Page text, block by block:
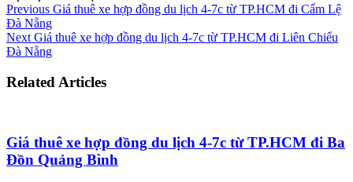
Previous Giá thuê xe hợp đồng du lịch 4-7c từ TP.HCM đi Cẩm Lệ
Đà Nẵng
Next Giá thuê xe hợp đồng du lịch 4-7c từ TP.HCM đi Liên Chiểu
Đà Nẵng
Related Articles
Giá thuê xe hợp đồng du lịch 4-7c từ TP.HCM đi Ba
Đồn Quảng Bình